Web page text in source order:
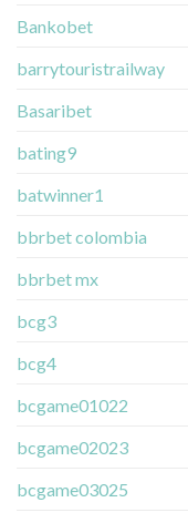
Bankobet
barrytouristrailway
Basaribet
bating9
batwinner1
bbrbet colombia
bbrbet mx
bcg3
bcg4
bcgame01022
bcgame02023
bcgame03025